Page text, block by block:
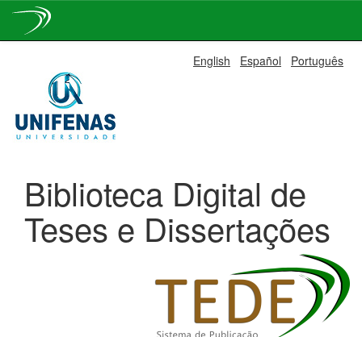
navigation
English Español Português
Biblioteca Digital de
Teses e Dissertações